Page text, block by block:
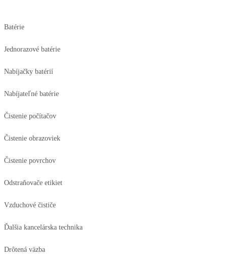
Batérie
Jednorazové batérie
Nabíjačky batérií
Nabíjateľné batérie
Čistenie počítačov
Čistenie obrazoviek
Čistenie povrchov
Odstraňovače etikiet
Vzduchové čističe
Ďalšia kancelárska technika
Drôtená väzba